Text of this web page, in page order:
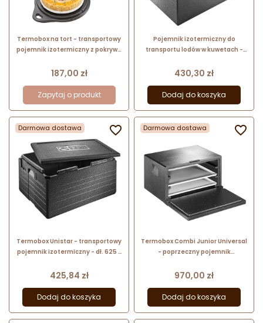
Termobox na tort - transportowy
pojemnik izotermiczny z pokrywą
4000249318 Thermohauser
Cena
187,00 zł
Zapytaj o produkt
Pojemnik izotermiczny do
transportu lodów w kuwetach -
8300006617 Thermohauser
Cena
430,30 zł
Dodaj do koszyka
Darmowa dostawa
Termobox Unistar - transportowy
pojemnik izotermiczny - dł. 625 x
8300049843 Thermohauser
Cena
425,84 zł
Dodaj do koszyka
 Darmowa dostawa
Termobox Combi Junior Universal
- poprzeczny pojemnik
żywności - nr. kat. 8300018282
Cena
970,00 zł
Dodaj do koszyka
